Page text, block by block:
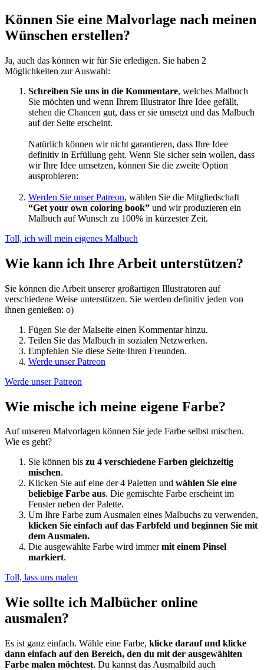
Können Sie eine Malvorlage nach meinen
Wünschen erstellen?
Ja, auch das können wir für Sie erledigen. Sie haben 2
Möglichkeiten zur Auswahl:
Schreiben Sie uns in die Kommentare, welches Malbuch
Sie möchten und wenn Ihrem Illustrator Ihre Idee gefällt,
stehen die Chancen gut, dass er sie umsetzt und das Malbuch
auf der Seite erscheint.
Natürlich können wir nicht garantieren, dass Ihre Idee
definitiv in Erfüllung geht. Wenn Sie sicher sein wollen, dass
wir Ihre Idee umsetzen, können Sie die zweite Option
ausprobieren:
Werden Sie unser Patreon, wählen Sie die Mitgliedschaft
“Get your own coloring book” und wir produzieren ein
Malbuch auf Wunsch zu 100% in kürzester Zeit.
Toll, ich will mein eigenes Malbuch
Wie kann ich Ihre Arbeit unterstützen?
Sie können die Arbeit unserer großartigen Illustratoren auf
verschiedene Weise unterstützen. Sie werden definitiv jeden von
ihnen genießen: o)
Fügen Sie der Malseite einen Kommentar hinzu.
Teilen Sie das Malbuch in sozialen Netzwerken.
Empfehlen Sie diese Seite Ihren Freunden.
Werde unser Patreon
Werde unser Patreon
Wie mische ich meine eigene Farbe?
Auf unseren Malvorlagen können Sie jede Farbe selbst mischen.
Wie es geht?
Sie können bis zu 4 verschiedene Farben gleichzeitig
mischen.
Klicken Sie auf eine der 4 Paletten und wählen Sie eine
beliebige Farbe aus. Die gemischte Farbe erscheint im
Fenster neben der Palette.
Um Ihre Farbe zum Ausmalen eines Malbuchs zu verwenden,
klicken Sie einfach auf das Farbfeld und beginnen Sie mit
dem Ausmalen.
Die ausgewählte Farbe wird immermit einem Pinsel
markiert.
Toll, lass uns malen
Wie sollte ich Malbücher online
ausmalen?
Es ist ganz einfach. Wähle eine Farbe, klicke darauf und klicke
dann einfach auf den Bereich, den du mit der ausgewählten
Farbe malen möchtest. Du kannst das Ausmalbild auch